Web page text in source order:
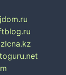
lcna.kz